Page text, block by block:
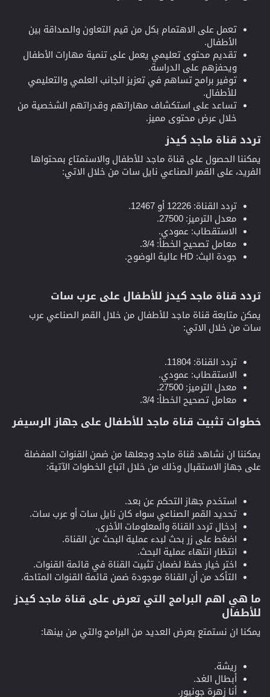
تعمل على الاهتمام بكل من قيم التعاون والصداقة بين
الأطفال.
تقديم محتوى تعليمي يعمل على تنمية مهارات الأطفال
ويحفزهم على الدراسة.
توفير برامج تساهم في تعزيز الجانب العلمي والتعليمي
للأطفال.
تساعد على استكشاف مهاراتهم وقدراتهم الشخصية من
خلال عرض محتوى مميز.
تردد قناة ماجد كيدز​
يمكننا الحصول على قناة ماجد للأطفال والاستمتاع بمحتواها
الفريد، على القمر الصناعي نايل سات من خلال الاتي:
تردد القناة: 12226 أو 12467.
معدل الترميز: 27500.
الاستقطاب: عمودي.
معامل تصحيح الخطأ: 3/4.
جودة البث: HD عالية الوضوح.
تردد قناة ماجد كيدز للأطفال على عرب سات​
يمكن متابعة قناة ماجد للأطفال من خلال القمر الصناعي عرب
سات من خلال الاتي:
تردد القناة: 11804.
الاستقطاب: عمودي.
معدل الترميز: 27500.
معامل تصحيح الخطأ: 3/4.
خطوات تثبيت قناة ماجد للأطفال على جهاز الرسيفر​
يمكننا ان نشاهد قناة ماجد وجعلها من ضمن القنوات المفضلة
على جهاز الاستقبال وذلك من خلال اتباع الخطوات الآتية:
استخدم جهاز التحكم عن بعد.
تحديد القمر الصناعي سواء كان نايل سات أو عرب سات.
إدخال تردد القناة والمعلومات الأخرى.
اضغط على زر بحث لبدء عملية البحث عن القناة.
انتظار انتهاء عملية البحث.
اختر خيار حفظ لضمان تثبيت القناة في قائمة القنوات.
التأكد من أن القناة موجودة ضمن قائمة القنوات المتاحة.
ما هي اهم البرامج التي تعرض على قناة ماجد كيدز
للأطفال​
يمكنا ان نستمتع بعرض العديد من البرامج والتي من بينها:
ريشة.
أبطال الغد.
أنا زهرة جونيور.